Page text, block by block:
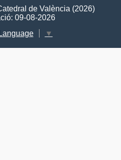
de València (2026)
09-08-2026
▼